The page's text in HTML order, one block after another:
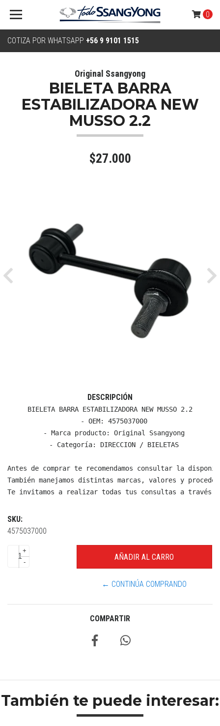
COTIZA POR WHATSAPP +56 9 9101 1515
0
Original Ssangyong
BIELETA BARRA
ESTABILIZADORA NEW
MUSSO 2.2
$27.000
Previous
DESCRIPCIÓN
BIELETA BARRA ESTABILIZADORA NEW MUSSO 2.2
  - OEM: 4575037000
  - Marca producto: Original Ssangyong
  - Categoría: DIRECCION / BIELETAS
Antes de comprar te recomendamos consultar la
También manejamos distintas marcas, valores y
Te invitamos a realizar todas tus consultas a través
SKU:
4575037000
+
-
← CONTINÚA COMPRANDO
COMPARTIR
También te puede interesar: